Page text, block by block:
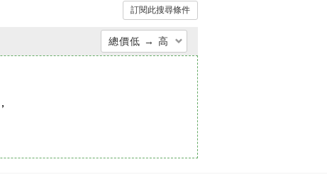
訂閱此搜尋條件
總價低 → 高